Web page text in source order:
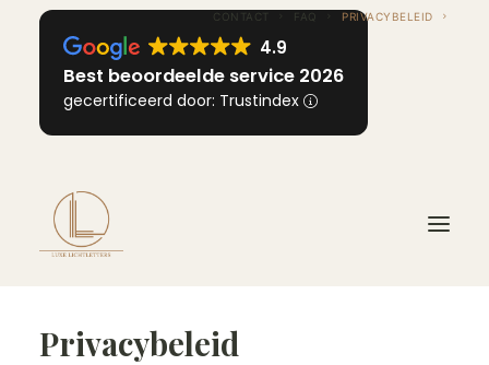
4.9
Best beoordeelde service 2026
gecertificeerd door: Trustindex
CONTACT FAQ PRIVACYBELEID
HOME
Privacybeleid